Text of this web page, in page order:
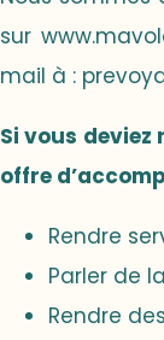
sur
mail à :
Si vous
offre
Rendre
Parler de
Rendre